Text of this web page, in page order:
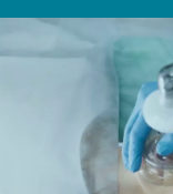
Hospital Mãe